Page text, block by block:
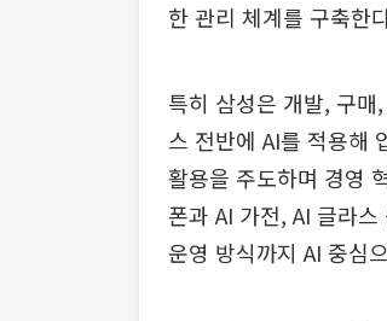
한 관리 체계를 구축한
특히 삼성은 개발, 구
스 전반에 AI를 적용해
활용을 주도하며 경영
폰과 AI 가전, AI 글라
운영 방식까지 AI 중심